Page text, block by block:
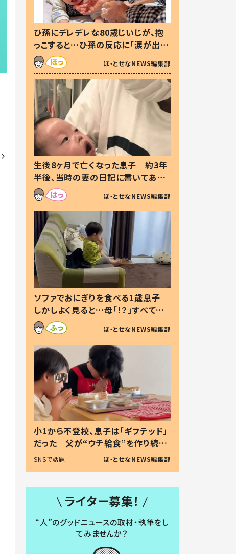
ひ孫にデレデレな80歳じいじが、抱
っこすると…ひ孫の反応に「涙が出ま
した」「可愛くて仕方ない」
ほ・とせなNEWS編集部
生後8ヶ月で亡くなった息子 約3年
半後、当時の妻の日記に書いてあっ
た本音とは
ほ・とせなNEWS編集部
ソファでおにぎりを食べる1歳息子
しかしよく見ると…母「！？」すべてを
察した母の投稿に「可愛いから許
す！」「現行犯〜」
ほ・とせなNEWS編集部
小1から不登校、息子は「ギフテッド」
だった 父が“ウチ給食”を作り続け
る理由とは #令和の親 #令和の子
SNSで話題 ほ・とせなNEWS編集部
ライター募集！
“人”のグッドニュースの取材・執筆をし
てみませんか？